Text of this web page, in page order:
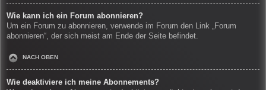
Wie kann ich ein Forum abonnieren?
Um ein Forum zu abonnieren, verwende im Forum den Link „Forum
abonnieren“, der sich meist am Ende der Seite befindet.
NACH OBEN
Wie deaktiviere ich meine Abonnements?